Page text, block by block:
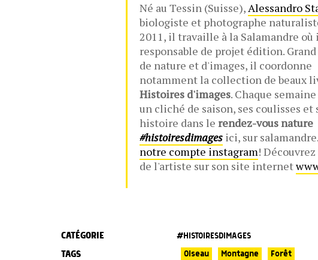
Né au Tessin (Suisse),Alessandro
biologiste et photographe
2011, il travaille à la Salamandre où
responsable de projet édition.
de nature et d'images, il coordonne
notamment la collection de beaux
Histoires d'images. Chaque
un cliché de saison, ses coulisses et
histoire dans le rendez-vous nature
#histoiresdimages ici, sur
notre compte instagram!
de l'artiste sur son site internet
CATÉGORIE #HISTOIRESDIMAGES
TAGS Oiseau Montagne Forêt